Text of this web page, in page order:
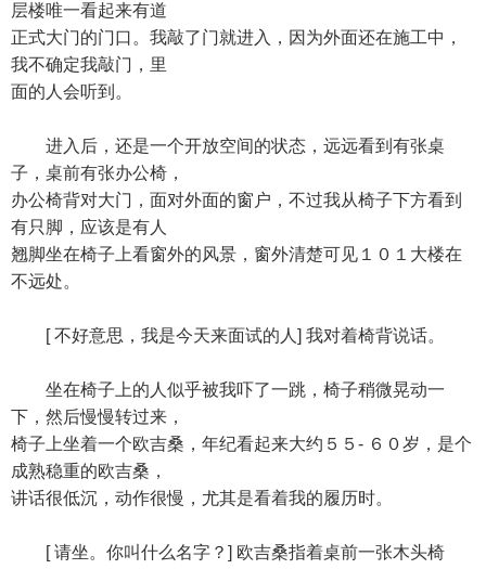
层楼唯一看起来有道
正式大门的门口。我敲了门就进入，因为外面还在施工中，
我不确定我敲门，里
面的人会听到。
进入后，还是一个开放空间的状态，远远看到有张桌
子，桌前有张办公椅，
办公椅背对大门，面对外面的窗户，不过我从椅子下方看到
有只脚，应该是有人
翘脚坐在椅子上看窗外的风景，窗外清楚可见１０１大楼在
不远处。
[ 不好意思，我是今天来面试的人] 我对着椅背说话。
坐在椅子上的人似乎被我吓了一跳，椅子稍微晃动一
下，然后慢慢转过来，
椅子上坐着一个欧吉桑，年纪看起来大约５５- ６０岁，是个
成熟稳重的欧吉桑，
讲话很低沉，动作很慢，尤其是看着我的履历时。
[ 请坐。你叫什么名字？] 欧吉桑指着桌前一张木头椅